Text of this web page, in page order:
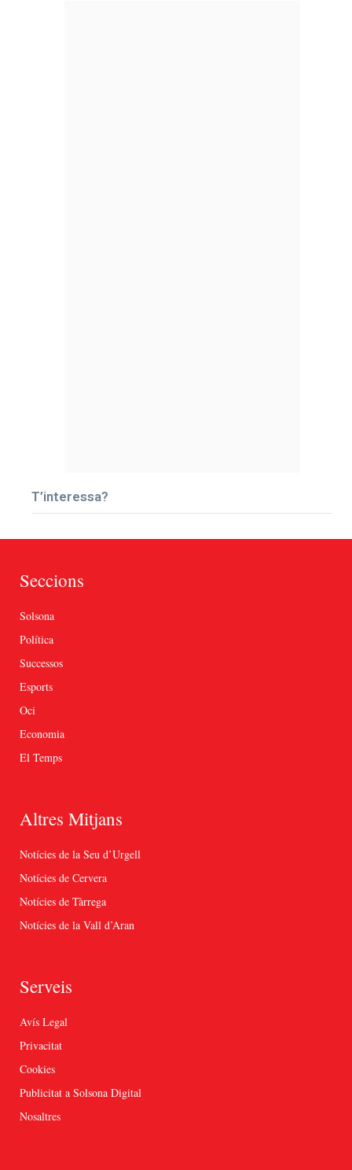
T’interessa?
Seccions
Solsona
Política
Successos
Esports
Oci
Economia
El Temps
Altres Mitjans
Notícies de la Seu d’Urgell
Notícies de Cervera
Notícies de Tàrrega
Notícies de la Vall d’Aran
Serveis
Avís Legal
Privacitat
Cookies
Publicitat a Solsona Digital
Nosaltres